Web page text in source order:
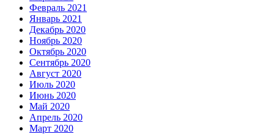
Февраль 2021
Январь 2021
Декабрь 2020
Ноябрь 2020
Октябрь 2020
Сентябрь 2020
Август 2020
Июль 2020
Июнь 2020
Май 2020
Апрель 2020
Март 2020